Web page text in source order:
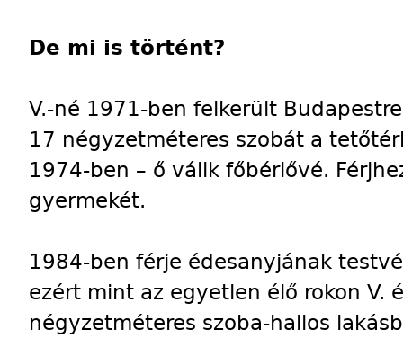
De mi is történt?
V.-né 1971-ben felkerült
17 négyzetméteres szobát a
1974-ben – ő válik főbérlővé.
gyermekét.
1984-ben férje édesanyjának
ezért mint az egyetlen élő rokon V.
négyzetméteres szoba-hallos